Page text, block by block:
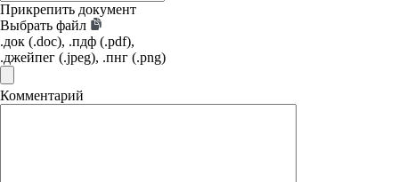
Прикрепить документ
Выбрать файл
.док (.doc), .пдф (.pdf),
.джейпег (.jpeg), .пнг (.png)
Комментарий